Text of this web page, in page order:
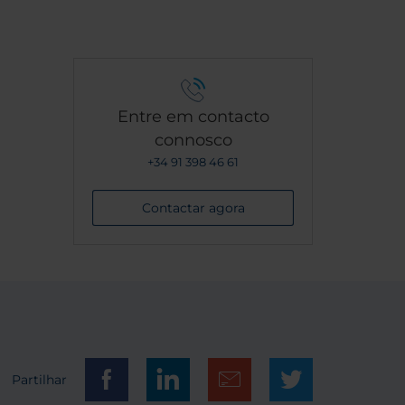
Entre em contacto
connosco
+34 91 398 46 61
Contactar agora
Partilhar